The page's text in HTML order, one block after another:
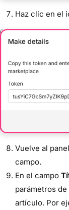
Haz clic en el
Vuelve al
campo.
En el campo
parámetros
artículo. Por